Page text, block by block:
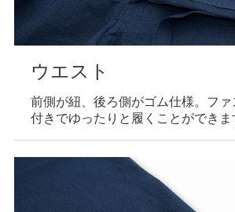
ウエスト
前側が紐、後ろ側がゴム仕様。フ
付きでゆったりと履くことができま